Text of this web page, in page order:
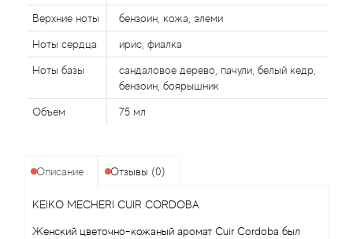
Верхние ноты бензоин, кожа, элеми
Ноты сердца ирис, фиалка
Ноты базы
сандаловое дерево, пачули, белый кедр,
бензоин, боярышник
Объем 75 мл
Описание Отзывы (0)
KEIKO MECHERI CUIR CORDOBA
Женский цветочно-кожаный аромат Cuir Cordoba был
Alexandre J
Alfred Dunhill
Alyson Oldoini
American Crew